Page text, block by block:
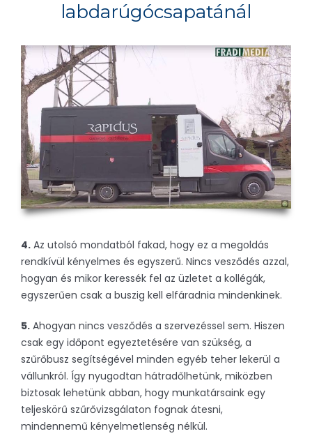
labdarúgócsapatánál
4. Az utolsó mondatból fakad, hogy ez a megoldás
rendkívül kényelmes és egyszerű. Nincs vesződés azzal,
hogyan és mikor keressék fel az üzletet a kollégák,
egyszerűen csak a buszig kell elfáradnia mindenkinek.
5. Ahogyan nincs vesződés a szervezéssel sem. Hiszen
csak egy időpont egyeztetésére van szükség, a
szűrőbusz segítségével minden egyéb teher lekerül a
vállunkról. Így nyugodtan hátradőlhetünk, miközben
biztosak lehetünk abban, hogy munkatársaink egy
teljeskörű szűrővizsgálaton fognak átesni,
mindennemű kényelmetlenség nélkül.